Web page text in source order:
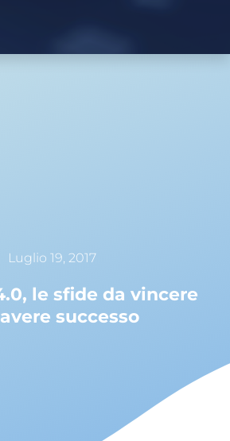
Luglio 19, 2017
le sfide da vincere
successo